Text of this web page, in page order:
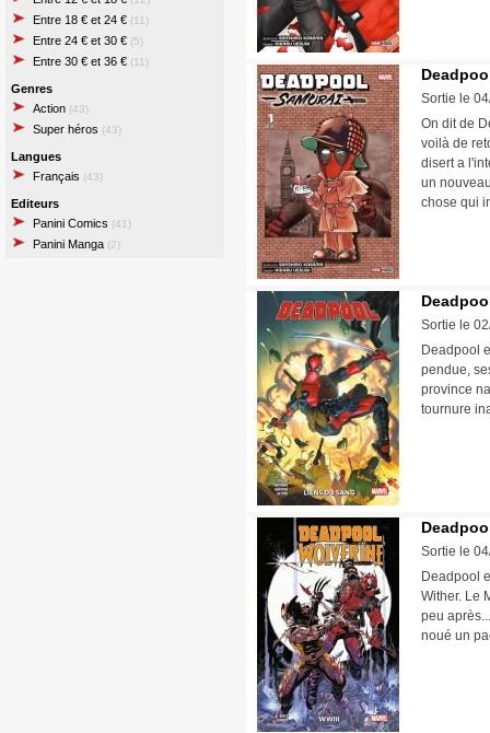
Entre 18 € et 24 € (11)
Entre 24 € et 30 € (5)
Entre 30 € et 36 € (11)
Genres
Action (43)
Super héros (43)
Langues
Français (43)
Editeurs
Panini Comics (41)
Panini Manga (2)
Sortie le
On dit de
voilà de
disert a
un
chose qui
Sortie le
Deadpool
pendue,
province
tournure
Sortie le
Deadpool
Wither. Le
peu
noué un